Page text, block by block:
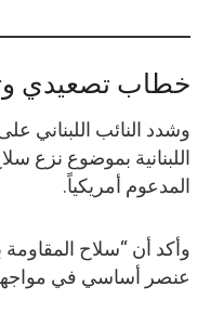
خطاب تصعيدي
وشدد النائب اللبناني
اللبنانية بموضوع نزع
المدعوم أمريكياً.
وأكد أن “سلاح
عنصر أساسي في مواجهة